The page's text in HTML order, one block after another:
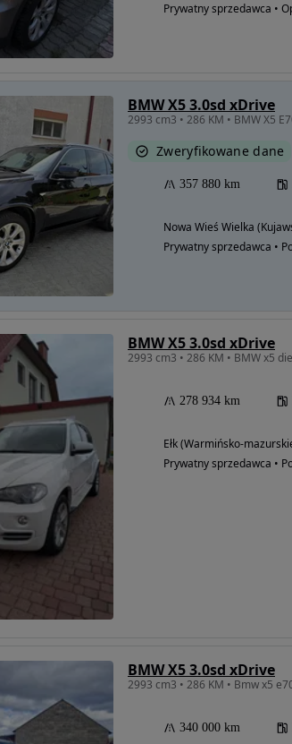
Prywatny sprzedawca •
BMW X5 3.0sd xDrive
2993 cm3 • 286 KM • BMW X5
Zweryfikowane dane
357 880 km
Nowa Wieś Wielka
Prywatny sprzedawca •
BMW X5 3.0sd xDrive
2993 cm3 • 286 KM • BMW x5
278 934 km
Ełk (Warmińsko-
Prywatny sprzedawca •
BMW X5 3.0sd xDrive
2993 cm3 • 286 KM • Bmw x5
340 000 km